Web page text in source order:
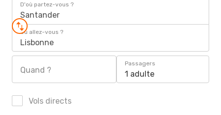
D'où partez-vous ?
Santander
Où allez-vous ?
Lisbonne
Quand ?
Passagers
1 adulte
Vols directs